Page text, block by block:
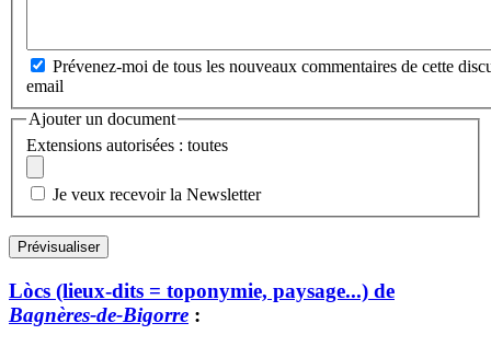
Prévenez-moi de tous les nouveaux commentaires de cette
email
Ajouter un document
Extensions autorisées : toutes
Je veux recevoir la Newsletter
Lòcs (lieux-dits = toponymie, paysage...) de
Bagnères-de-Bigorre :